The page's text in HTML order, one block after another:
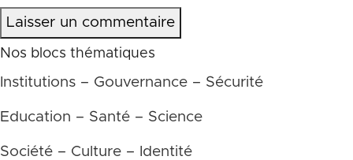
Laisser un commentaire
Nos blocs thématiques
Institutions – Gouvernance – Sécurité
Education – Santé – Science
Société – Culture – Identité